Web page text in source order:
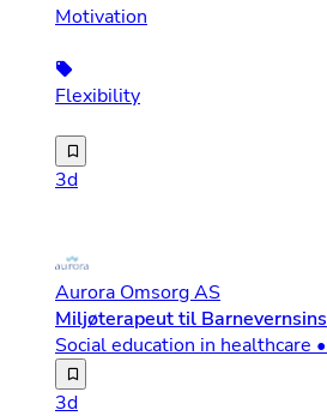
Motivation
Flexibility
Vi har én ledig stilling som M-
3d
Aurora Omsorg AS
Miljøterapeut til
Social education in healthcare
Aurora Omsorg søker
3d